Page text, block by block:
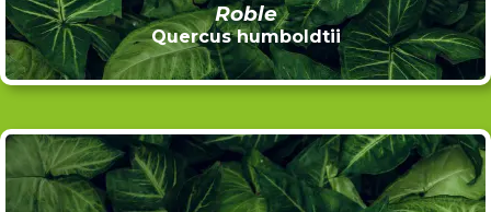
Roble
Quercus humboldtii